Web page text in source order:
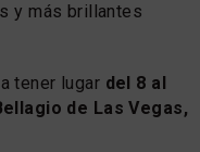
y más brillantes
tener lugar del 8 al
de Las Vegas,